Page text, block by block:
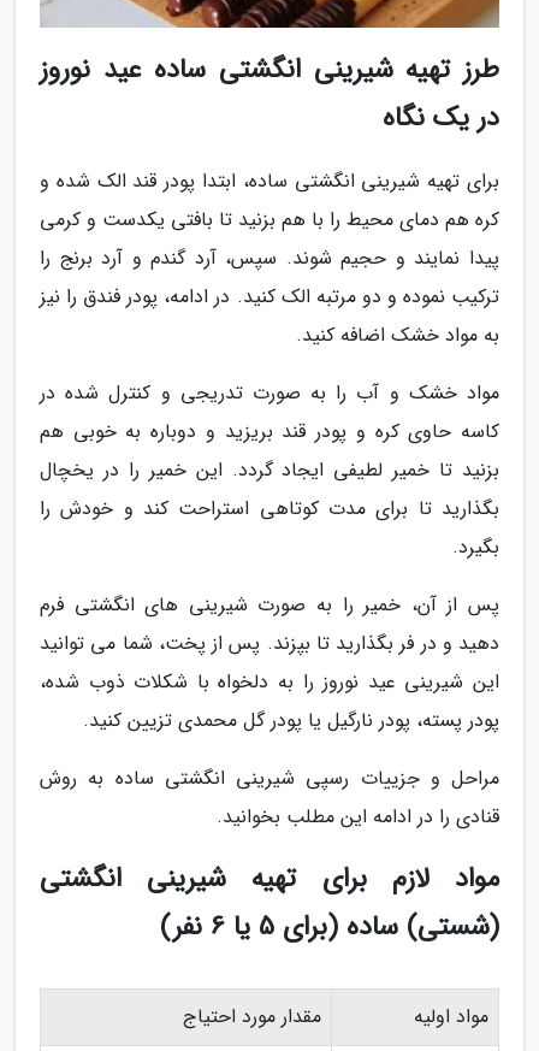
طرز تهیه شیرینی انگشتی ساده عید نوروز
در یک نگاه
برای تهیه شیرینی انگشتی ساده، ابتدا پودر قند الک شده و
کره هم دمای محیط را با هم بزنید تا بافتی یکدست و کرمی
پیدا نمایند و حجیم شوند. سپس، آرد گندم و آرد برنج را
ترکیب نموده و دو مرتبه الک کنید. در ادامه، پودر فندق را نیز
به مواد خشک اضافه کنید.
مواد خشک و آب را به صورت تدریجی و کنترل شده در
کاسه حاوی کره و پودر قند بریزید و دوباره به خوبی هم
بزنید تا خمیر لطیفی ایجاد گردد. این خمیر را در یخچال
بگذارید تا برای مدت کوتاهی استراحت کند و خودش را
بگیرد.
پس از آن، خمیر را به صورت شیرینی های انگشتی فرم
دهید و در فر بگذارید تا بپزند. پس از پخت، شما می توانید
این شیرینی عید نوروز را به دلخواه با شکلات ذوب شده،
پودر پسته، پودر نارگیل یا پودر گل محمدی تزیین کنید.
مراحل و جزییات رسپی شیرینی انگشتی ساده به روش
قنادی را در ادامه این مطلب بخوانید.
مواد لازم برای تهیه شیرینی انگشتی
(شستی) ساده (برای 5 یا 6 نفر)
مواد اولیه
مقدار مورد احتیاج